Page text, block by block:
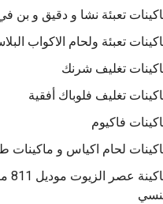
تعبئة نشا و دقيق و بن
تعبئة ولحام الاكواب
تغليف شرنك
تغليف فلوباك أفقية
فاكيوم
لحام اكياس و ماكينات